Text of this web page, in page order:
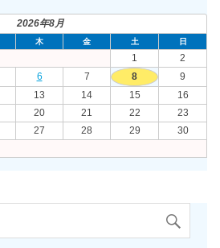
2026年8月
木 金 土 日
1
2
6 7 8
9
13 14 15
16
20 21 22
23
27 28 29
30